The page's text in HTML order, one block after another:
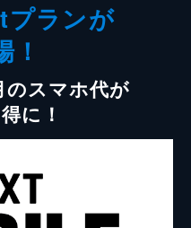
プランが
！
のスマホ代が
に！